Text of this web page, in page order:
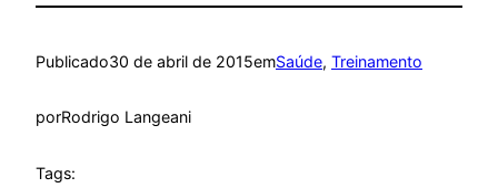
Publicado30 de abril de 2015emSaúde, Treinamento
porRodrigo Langeani
Tags: